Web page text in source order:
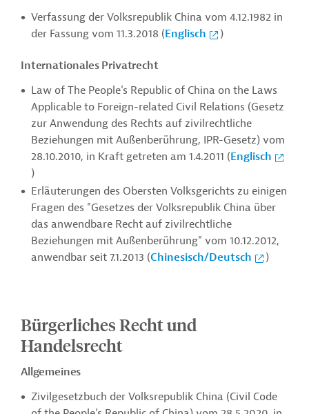
Verfassung der Volksrepublik China vom 4.12.1982 in
der Fassung vom 11.3.2018 (Englisch )
Internationales Privatrecht
Law of The People's Republic of China on the Laws
Applicable to Foreign-related Civil Relations (Gesetz
zur Anwendung des Rechts auf zivilrechtliche
Beziehungen mit Außenberührung, IPR-Gesetz) vom
28.10.2010, in Kraft getreten am 1.4.2011 (Englisch
)
Erläuterungen des Obersten Volksgerichts zu einigen
Fragen des "Gesetzes der Volksrepublik China über
das anwendbare Recht auf zivilrechtliche
Beziehungen mit Außenberührung" vom 10.12.2012,
anwendbar seit 7.1.2013 (Chinesisch/Deutsch )
Bürgerliches Recht und
Handelsrecht
Allgemeines
Zivilgesetzbuch der Volksrepublik China (Civil Code